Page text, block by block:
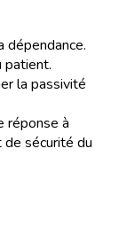
dépendance.
patient.
la passivité
réponse à
sécurité du